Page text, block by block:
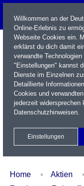
Name / WKN / ISIN / Kürzel
Xetra Realtime
Home Aktien
Willkommen an der
Online-Erlebnis zu
Webseite Cookies ein.
erklärst du dich damit
verwandte
"Einstellungen" kannst
Dienste im Einzelnen
Detaillierte
Cookies und
jederzeit
Datenschutzhinweisen.
Einstellungen